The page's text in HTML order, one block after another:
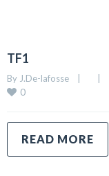
TF1
By J.De-lafosse
0
READ MORE